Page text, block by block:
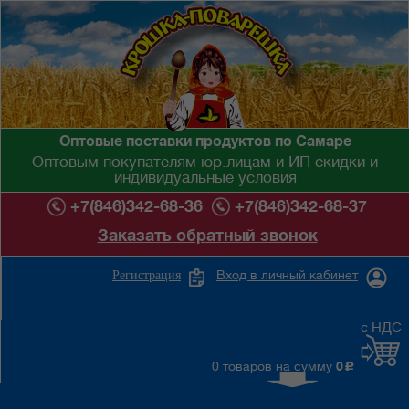
Оптовые поставки продуктов по Самаре
Оптовым покупателям юр.лицам и ИП скидки и
индивидуальные условия
+7(846)342-68-36
+7(846)342-68-37
Заказать обратный звонок
Вход в личный кабинет
Регистрация
0 товаров на сумму 0 c
с НДС